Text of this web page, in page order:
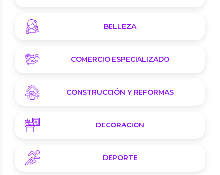
BELLEZA
COMERCIO ESPECIALIZADO
CONSTRUCCIÓN Y REFORMAS
DECORACION
DEPORTE